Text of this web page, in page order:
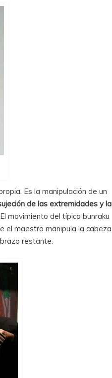
Es la manipulación de un
de las extremidades y la
movimiento del típico bunraku
el maestro manipula la cabeza
restante.